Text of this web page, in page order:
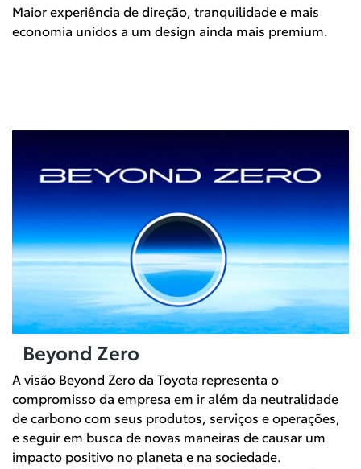
Maior experiência de direção, tranquilidade e mais
economia unidos a um design ainda mais premium.
Beyond Zero
A visão Beyond Zero da Toyota representa o
compromisso da empresa em ir além da neutralidade
de carbono com seus produtos, serviços e operações,
e seguir em busca de novas maneiras de causar um
impacto positivo no planeta e na sociedade.